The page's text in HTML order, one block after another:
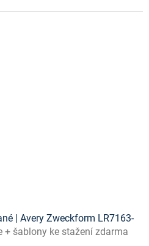
| Avery Zweckform LR7163-
+ šablony ke stažení zdarma